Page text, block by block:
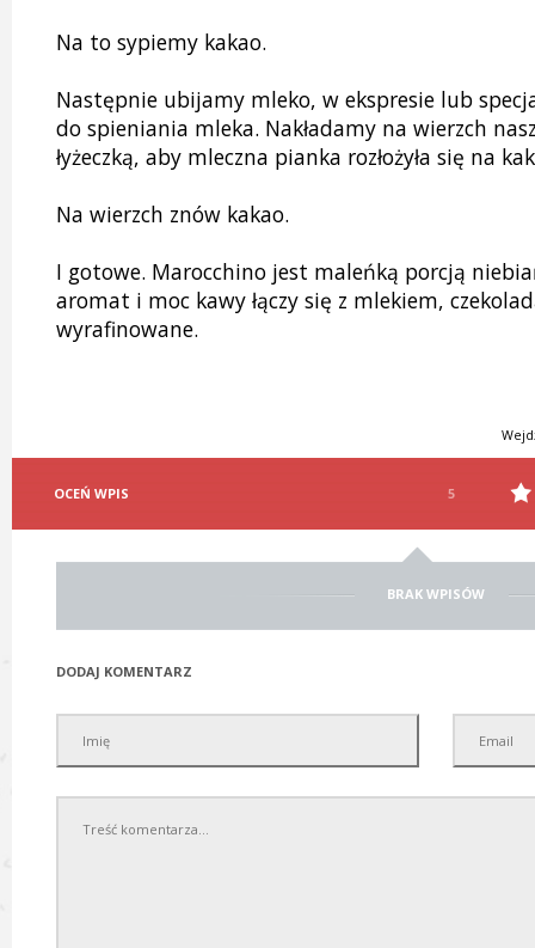
Na to sypiemy kakao.
Następnie ubijamy mleko, w ekspresie lub
do spieniania mleka. Nakładamy na wierzch
łyżeczką, aby mleczna pianka rozłożyła się na
Na wierzch znów kakao.
I gotowe. Marocchino jest maleńką porcją
aromat i moc kawy łączy się z mlekiem,
wyrafinowane.
OCEŃ WPIS 5
BRAK WPISÓW
DODAJ KOMENTARZ